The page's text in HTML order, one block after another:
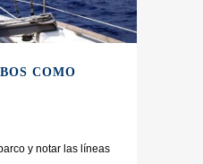
COMO
y notar las líneas